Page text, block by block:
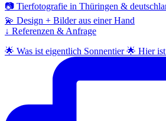
📷 Tierfotografie in Thüringen &
💫 Design + Bilder aus einer Hand
↓ Referenzen & Anfrage
🌟 Was ist eigentlich Sonnentier 🌟 Hier